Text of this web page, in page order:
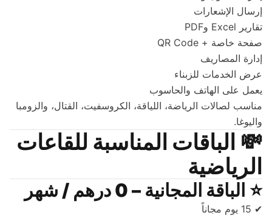
إرسال الإشعارات
تقارير Excel وPDF
صفحة خاصة + QR Code
إدارة المصاريف
عرض الخدمات للزبناء
يعمل على الهاتف والحاسوب
مناسب لصالات الرياضة، اللياقة، الكروسفيت، القتال، والزومبا
واليوغا.
💸 الباقات المناسبة للقاعات
الرياضية
⭐ الباقة المجانية – 0 درهم / شهر
✔ 15 يوم مجاناً